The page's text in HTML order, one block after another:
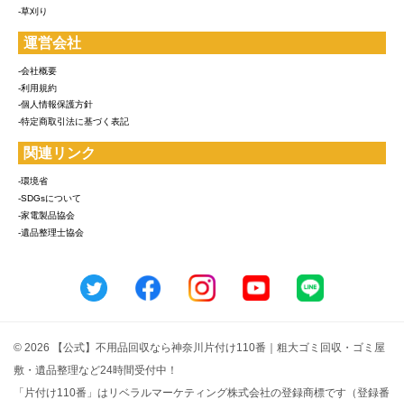
-草刈り
運営会社
-会社概要
-利用規約
-個人情報保護方針
-特定商取引法に基づく表記
関連リンク
-環境省
-SDGsについて
-家電製品協会
-遺品整理士協会
© 2026 【公式】不用品回収なら神奈川片付け110番｜粗大ゴミ回収・ゴミ屋
敷・遺品整理など24時間受付中！
「片付け110番」はリベラルマーケティング株式会社の登録商標です（登録番